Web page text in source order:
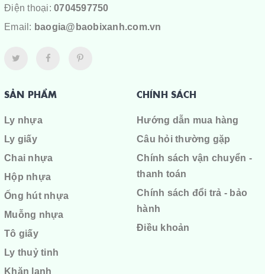
Điện thoại: 0704597750
Email: baogia@baobixanh.com.vn
SẢN PHẨM
Ly nhựa
Ly giấy
Chai nhựa
Hộp nhựa
Ống hút nhựa
Muỗng nhựa
Tô giấy
Ly thuỷ tinh
Khăn lạnh
CHÍNH SÁCH
Hướng dẫn mua hàng
Câu hỏi thường gặp
Chính sách vận chuyển -
thanh toán
Chính sách đổi trả - bảo
hành
Điều khoản